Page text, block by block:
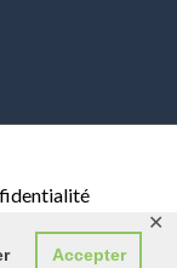
Accepter
✕